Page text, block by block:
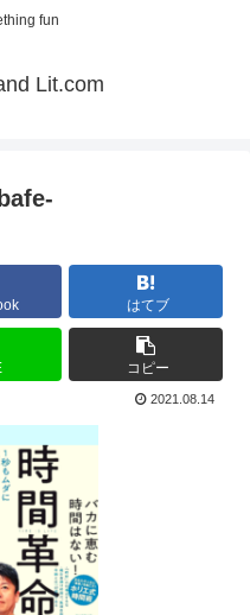
fun
Lit.com
はてブ
コピー
2021.08.14